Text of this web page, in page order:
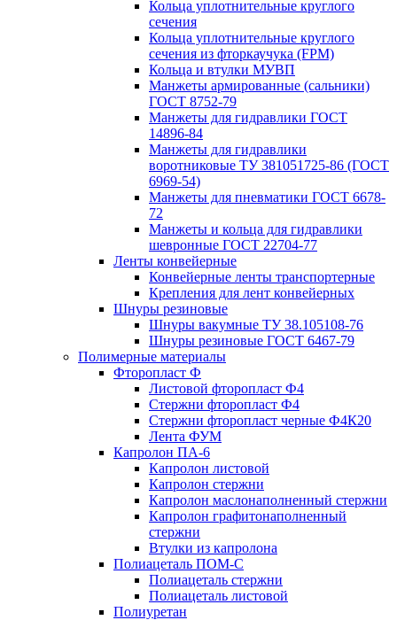
Кольца уплотнительные круглого
сечения
Кольца уплотнительные круглого
сечения из фторкаучука (FPM)
Кольца и втулки МУВП
Манжеты армированные (сальники)
ГОСТ 8752-79
Манжеты для гидравлики ГОСТ
14896-84
Манжеты для гидравлики
воротниковые ТУ 381051725-86 (ГОСТ
6969-54)
Манжеты для пневматики ГОСТ 6678-
72
Манжеты и кольца для гидравлики
шевронные ГОСТ 22704-77
Ленты конвейерные
Конвейерные ленты транспортерные
Крепления для лент конвейерных
Шнуры резиновые
Шнуры вакумные ТУ 38.105108-76
Шнуры резиновые ГОСТ 6467-79
Полимерные материалы
Фторопласт Ф
Листовой фторопласт Ф4
Стержни фторопласт Ф4
Стержни фторопласт черные Ф4К20
Лента ФУМ
Капролон ПА-6
Капролон листовой
Капролон стержни
Капролон маслонаполненный стержни
Капролон графитонаполненный
стержни
Втулки из капролона
Полиацеталь ПОМ-С
Полиацеталь стержни
Полиацеталь листовой
Полиуретан